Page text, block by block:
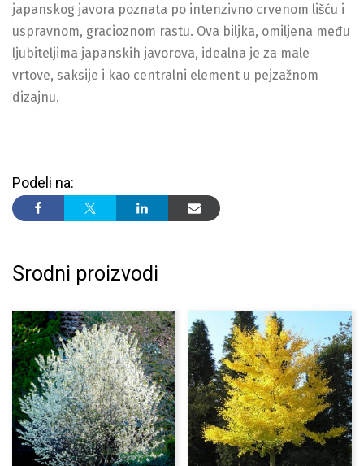
japanskog javora poznata po intenzivno crvenom lišću i
uspravnom, gracioznom rastu. Ova biljka, omiljena među
ljubiteljima japanskih javorova, idealna je za male
vrtove, saksije i kao centralni element u pejzažnom
dizajnu.
Podeli na:
Srodni proizvodi